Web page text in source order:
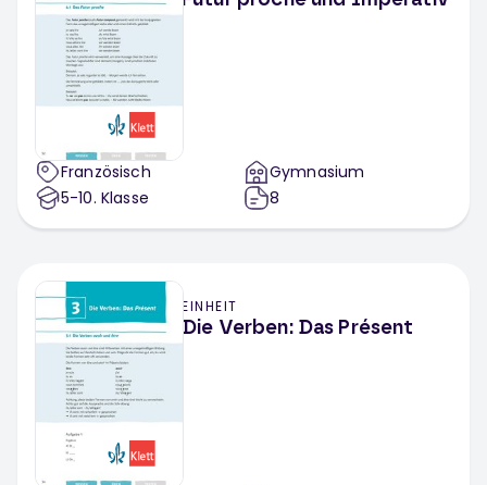
Französisch
5-10. Klasse
Gymnasium
8
EINHEIT
Die Verben: Das Présent